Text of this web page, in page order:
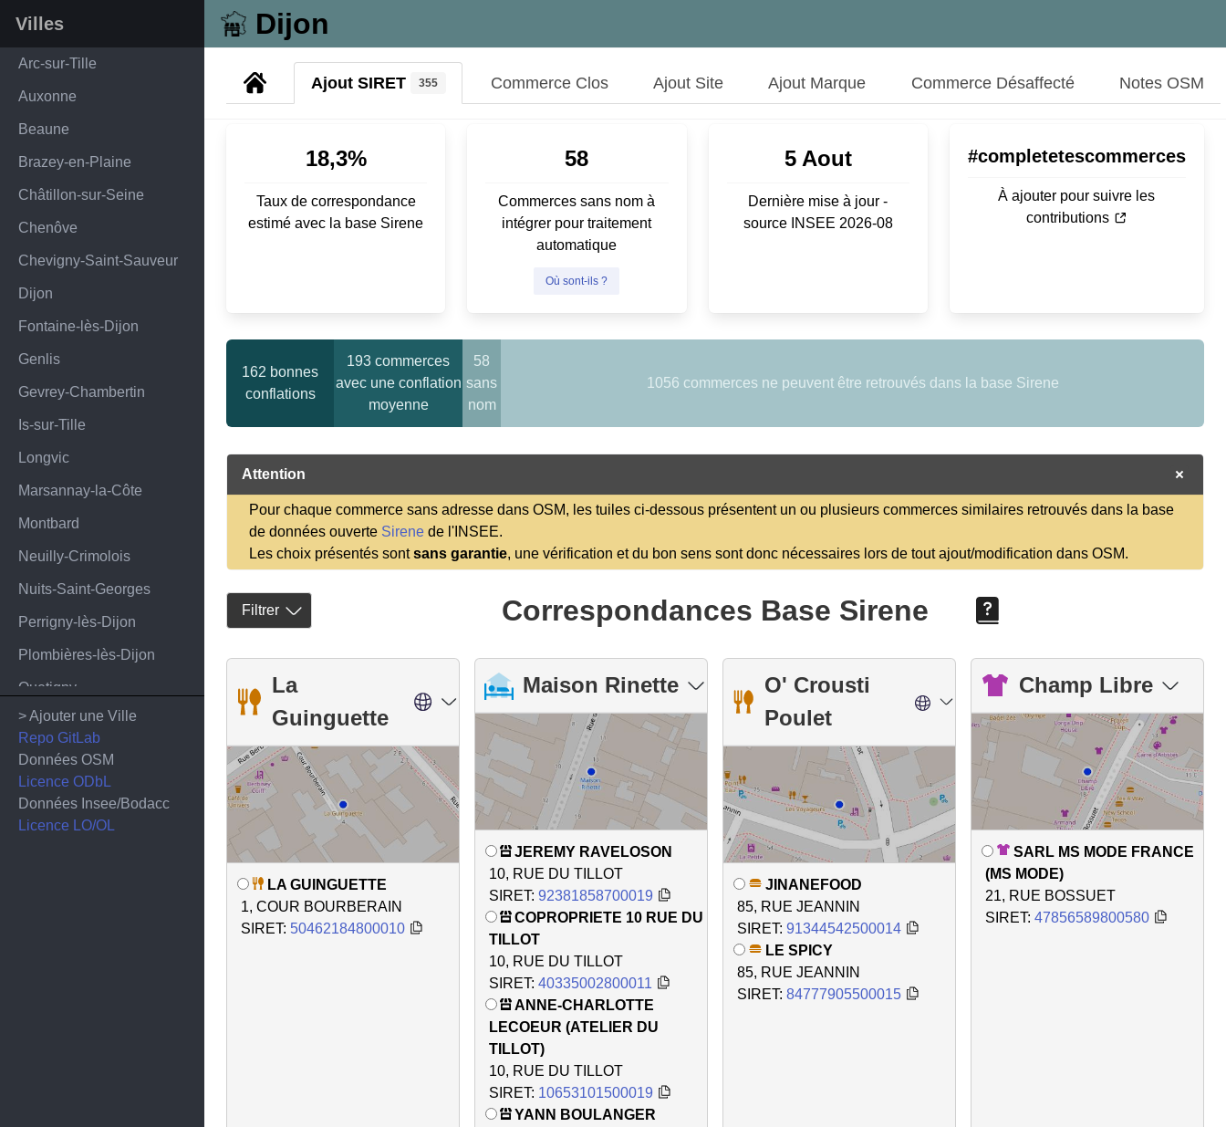
Dijon
Villes
Arc-sur-Tille
Auxonne
Beaune
Brazey-en-Plaine
Châtillon-sur-Seine
Chenôve
Chevigny-Saint-Sauveur
Dijon
Fontaine-lès-Dijon
Genlis
Gevrey-Chambertin
Is-sur-Tille
Longvic
Marsannay-la-Côte
Montbard
Neuilly-Crimolois
Nuits-Saint-Georges
Perrigny-lès-Dijon
Plombières-lès-Dijon
Quetigny
Saint-Apollinaire
Saulieu
Selongey
Semur-en-Auxois
> Ajouter une Ville
Repo GitLab
Données OSM
Licence ODbL
Données Insee/Bodacc
Licence LO/OL
Ajout SIRET 355 Commerce Clos Ajout Site Ajout Marque Commerce Désaffecté Notes OSM
18,3%
Taux de correspondance
estimé avec la base Sirene
58
Commerces sans nom à
intégrer pour traitement
automatique
Où sont-ils ?
5 Aout
Dernière mise à jour -
source INSEE 2026-08
#completetescommerces
À ajouter pour suivre les
contributions
162 bonnes
conflations
193 commerces
avec une conflation
moyenne
58
sans
nom
1056 commerces ne peuvent être retrouvés dans la base Sirene
Attention
Pour chaque commerce sans adresse dans OSM, les tuiles ci-dessous présentent un ou plusieurs commerces similaires retrouvés dans la base
de données ouverte Sirene de l'INSEE.
Les choix présentés sontsans garantie, une vérification et du bon sens sont donc nécessaires lors de tout ajout/modification dans OSM.
Filtrer Correspondances Base Sirene
La
Guinguette
LA GUINGUETTE
1, COUR BOURBERAIN
SIRET: 50462184800010
Maison Rinette
JEREMY RAVELOSON
10, RUE DU TILLOT
SIRET: 92381858700019
COPROPRIETE 10 RUE DU
TILLOT
10, RUE DU TILLOT
SIRET: 40335002800011
ANNE-CHARLOTTE
LECOEUR (ATELIER DU
TILLOT)
10, RUE DU TILLOT
SIRET: 10653101500019
YANN BOULANGER
O' Crousti
Poulet
JINANEFOOD
85, RUE JEANNIN
SIRET: 91344542500014
LE SPICY
85, RUE JEANNIN
SIRET: 84777905500015
Champ Libre
SARL MS MODE FRANCE
(MS MODE)
21, RUE BOSSUET
SIRET: 47856589800580